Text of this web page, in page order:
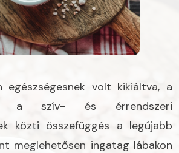
egészségesnek volt kikiáltva, a
a szív- és érrendszeri
közti összefüggés a legújabb
meglehetősen ingatag lábakon